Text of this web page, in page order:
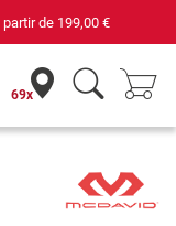
de 199,00 €
69x